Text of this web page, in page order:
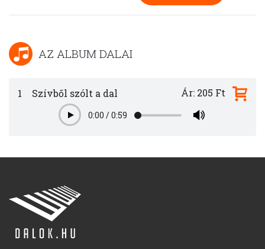
AZ ALBUM DALAI
1 Szívből szólt a dal
Play0:00 /0:59
Ár: 205 Ft